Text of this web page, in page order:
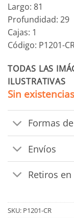
Largo: 81
Profundidad: 29
Cajas: 1
Código: P1201-
TODAS LAS
ILUSTRATIVAS
Sin existencias
Formas
Envíos
Retiros en
SKU: P1201-CR